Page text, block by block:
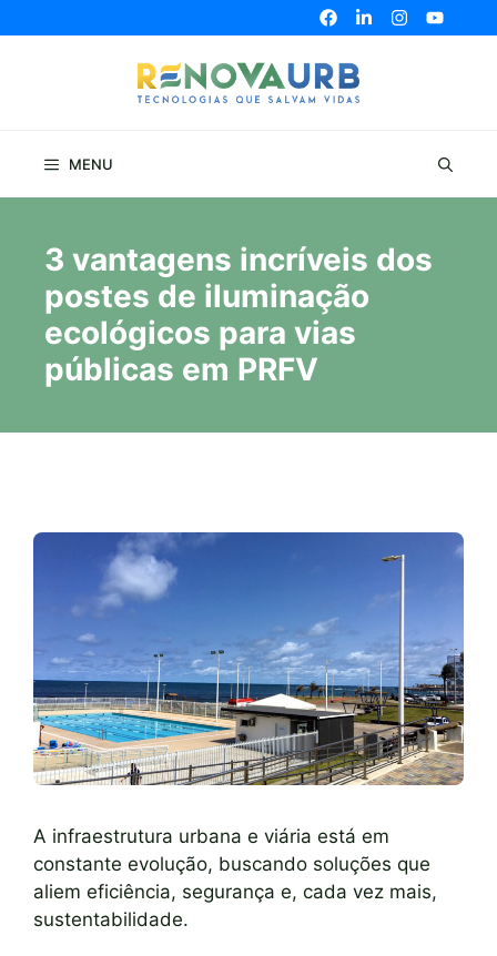
para
MENU
3 vantagens incríveis dos
postes de iluminação
ecológicos para vias
públicas em PRFV
A infraestrutura urbana e viária está em
constante evolução, buscando soluções que
aliem eficiência, segurança e, cada vez mais,
sustentabilidade.